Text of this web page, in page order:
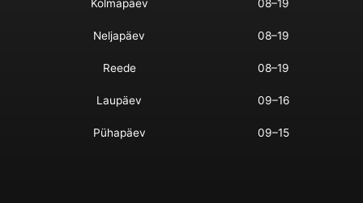
Kolmapäev 08–19
Neljapäev 08–19
Reede 08–19
Laupäev 09–16
Pühapäev 09–15